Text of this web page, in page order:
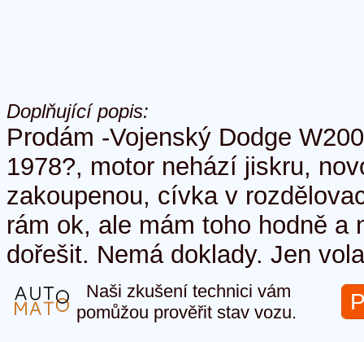
Doplňující popis:
Prodám -Vojenský Dodge
1978?, motor nehází jiskru,
zakoupenou, cívka v
rám ok, ale mám toho hodně a
dořešit. Nemá doklady. Jen
Naši zkušení technici vám
pomůžou prověřit stav vozu.